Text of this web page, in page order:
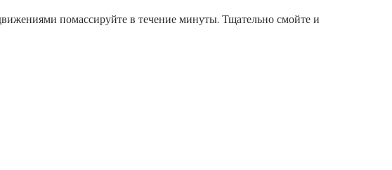
помассируйте в течение минуты. Тщательно смойте и